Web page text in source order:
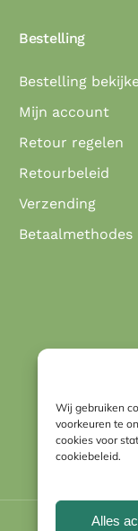
Wij gebruiken
voorkeuren te
cookies voor
cookiebeleid.
Alles
Bestelling
Bestelling
Mijn account
Retour regelen
Retourbeleid
Verzending
Betaalmethodes